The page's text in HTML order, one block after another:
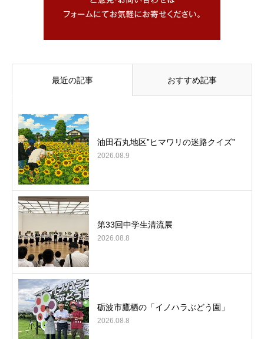
最近の記事 おすすめ記事
油田石丸地区”ヒマワリの迷路クイズ”
2026.08.9
第33回中学生清流展
2026.08.8
砺波市鷹栖の「イノハラぶどう園」
2026.08.8